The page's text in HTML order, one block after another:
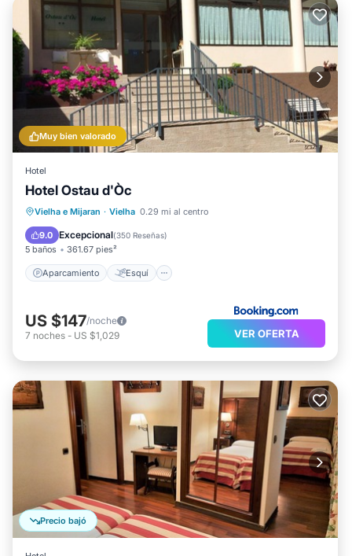
Muy bien valorado
Hotel
Hotel Ostau d'Òc
Vielha e Mijaran · Vielha 0.29 mi al centro
9.0 Excepcional(350 Reseñas)
5 baños 361.67 pies²
Aparcamiento Esquí
Aparcamiento
Esquí
Balcón/Terraza
US $147/noche
7 noches - US $1,029 VER OFERTA
Precio bajó